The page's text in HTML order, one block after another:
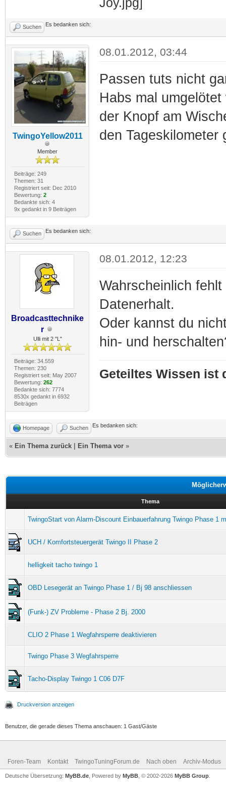
Suchen Es bedanken sich:
TwingoYellow2011
Member
Beiträge: 249
Themen: 31
Registriert seit: Dec 2010
Bewertung: 2
Bedankte sich: 4
9x gedankt in 9 Beiträgen
08.01.2012, 03:44
Passen tuts nicht
Habs mal
der Knopf am
den Tageskilometer
Suchen Es bedanken sich:
Broadcasttechnike
r
Ulli mit 2 "L"
Beiträge: 34.559
Themen: 230
Registriert seit: May 2007
Bewertung: 262
Bedankte sich: 7774
8530x gedankt in 6932
Beiträgen
08.01.2012, 12:23
Wahrscheinlich
Datenerhalt.
Oder kannst du
hin- und
Geteiltes Wissen ist
Homepage Suchen Es bedanken sich:
« Ein Thema zurück Ein Thema vor »
Thema
TwingoStart von Alarm-Discount Einbauerfahrung Twingo Phase 1
UCH / Komfortsteuergerät Twingo II Phase 2
helligkeit tacho twingo 1
OBD Lesegerät an Twingo Phase 1 / Bj 98 anschliessen
(Funk-) ZV Probleme - Phase 2 Bj. 2000
CLIO 2 Phase 1 Wegfahrsperre deaktivieren
Twingo Phase 3 Wegfahrsperre
Tacho-Display Twingo 1 C06 D7F
Druckversion anzeigen
Benutzer, die gerade dieses Thema anschauen: 1 Gast/Gäste
Foren-Team Kontakt TwingoTuningForum.de Nach oben Archiv-Modus
Deutsche Übersetzung: MyBB.de , Powered by MyBB , © 2002-2026 MyBB Group